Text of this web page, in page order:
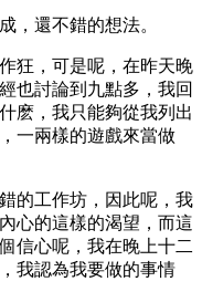
，還不錯的想法。
狂，可是呢，在昨天晚
也討論到九點多，我回
麽，我只能夠從我列出
一兩樣的遊戲來當做
的工作坊，因此呢，我
心的這樣的渴望，而這
信心呢，我在晚上十二
我認為我要做的事情